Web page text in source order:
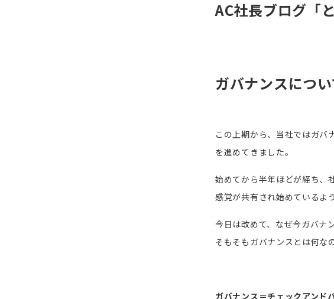
AC社長ブログ「
ガバナンスについ
この上期から、当社ではガバ
を進めてきました。
始めてから半年ほどが経ち、
感覚が共有され始めているよ
今日は改めて、なぜ今ガバナ
そもそもガバナンスとは何な
ガバナンス＝チェックアンド